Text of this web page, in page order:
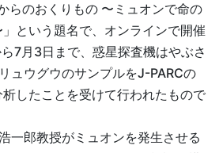
らのおくりもの 〜ミュオンで命の
という題名で、オンラインで開催
7月3日まで、惑星探査機はやぶさ
ュウグウのサンプルをJ-PARCの
したことを受けて行われたもので
一郎教授がミュオンを発生させる